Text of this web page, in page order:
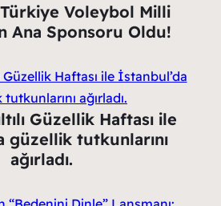
Voleybol Milli
Ana Sponsoru Oldu!
Güzellik Haftası ile
güzellik tutkunlarını
ağırladı.